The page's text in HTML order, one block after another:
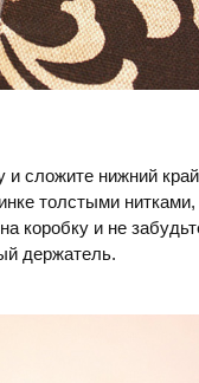
сложите нижний
толстыми
коробку и не
держатель.